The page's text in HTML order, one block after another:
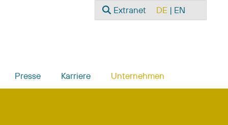
Suchen
Extranet Sprache auswählen
DE EN
Presse Karriere Unternehmen